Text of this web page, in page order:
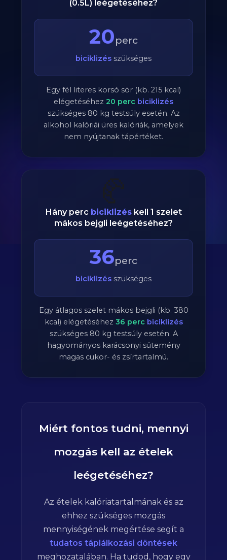
(0.5L) leégetéséhez?
20perc
biciklizés szükséges
Egy fél literes korsó sör (kb. 215 kcal)
elégetéséhez 20 perc biciklizés
szükséges 80 kg testsúly esetén. Az
alkohol kalóriái üres kalóriák, amelyek
nem nyújtanak tápértéket.
🥐
Hány perc biciklizéskell 1 szelet
mákos bejgli leégetéséhez?
36perc
biciklizés szükséges
Egy átlagos szelet mákos bejgli (kb. 380
kcal) elégetéséhez 36 perc biciklizés
szükséges 80 kg testsúly esetén. A
hagyományos karácsonyi sütemény
magas cukor- és zsírtartalmú.
Miért fontos tudni, mennyi
mozgás kell az ételek
leégetéséhez?
Az ételek kalóriatartalmának és az
ehhez szükséges mozgás
mennyiségének megértése segít a
tudatos táplálkozási döntések
meghozatalában. Ha tudod, hogy egy